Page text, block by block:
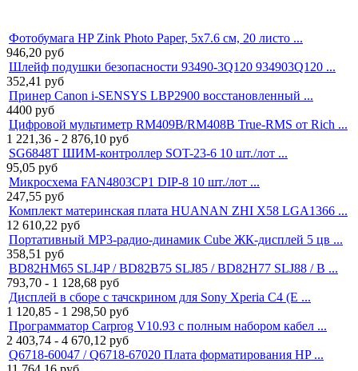
Фотобумага HP Zink Photo Paper, 5x7.6 см, 20 листо ...
946,20 руб
Шлейф подушки безопасности 93490-3Q120 934903Q120 ...
352,41 руб
Принер Canon i-SENSYS LBP2900 восстановленный ...
4400 руб
Цифровой мультиметр RM409B/RM408B True-RMS от Rich ...
1 221,36 - 2 876,10 руб
SG6848T ШИМ-контроллер SOT-23-6 10 шт./лот ...
95,05 руб
Микросхема FAN4803CP1 DIP-8 10 шт./лот ...
247,55 руб
Комплект материнская плата HUANAN ZHI X58 LGA1366 ...
12 610,22 руб
Портативный MP3-радио-динамик Cube ЖК-дисплей 5 цв ...
358,51 руб
BD82HM65 SLJ4P / BD82B75 SLJ85 / BD82H77 SLJ88 / B ...
793,70 - 1 128,68 руб
Дисплей в сборе с тачскрином для Sony Xperia C4 (E ...
1 120,85 - 1 298,50 руб
Программатор Carprog V10.93 с полным набором кабел ...
2 403,74 - 4 670,12 руб
Q6718-60047 / Q6718-67020 Плата форматирования HP ...